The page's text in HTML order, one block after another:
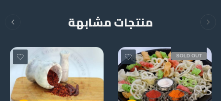
منتجات مشابهة
SOLD OUT